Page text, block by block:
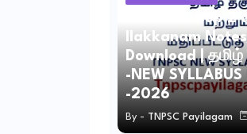
TNPSC Group 2
Ilakkanam
Download |
-NEW SYLLABUS
-2026
By - TNPSC Payilagam